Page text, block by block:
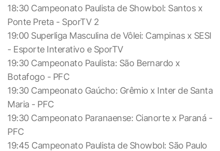
18:30 Campeonato Paulista de Showbol: Santos x
Ponte Preta - SporTV 2
19:00 Superliga Masculina de Vôlei: Campinas x SESI
- Esporte Interativo e SporTV
19:30 Campeonato Paulista: São Bernardo x
Botafogo - PFC
19:30 Campeonato Gaúcho: Grêmio x Inter de Santa
Maria - PFC
19:30 Campeonato Paranaense: Cianorte x Paraná -
PFC
19:45 Campeonato Paulista de Showbol: São Paulo